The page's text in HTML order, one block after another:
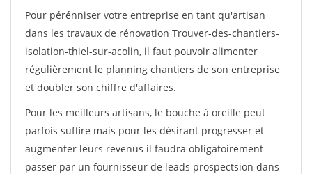
Pour pérénniser votre entreprise en tant qu'artisan
dans les travaux de rénovation Trouver-des-chantiers-
isolation-thiel-sur-acolin, il faut pouvoir alimenter
régulièrement le planning chantiers de son entreprise
et doubler son chiffre d'affaires.
Pour les meilleurs artisans, le bouche à oreille peut
parfois suffire mais pour les désirant progresser et
augmenter leurs revenus il faudra obligatoirement
passer par un fournisseur de leads prospectsion dans